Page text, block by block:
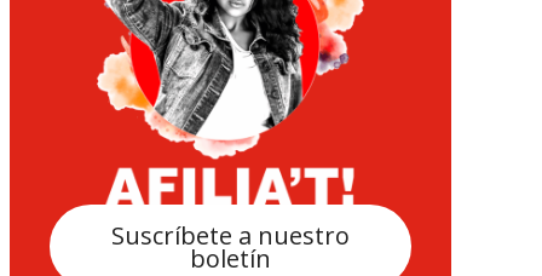
Suscríbete a nuestro
boletín